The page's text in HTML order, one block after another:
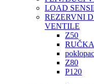
LOAD
REZERVNI
VENTILE
Z50
Z80
P120